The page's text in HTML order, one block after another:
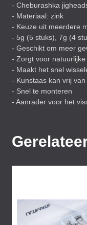
- Cheburashka
- Materiaal: zink
- Keuze uit meerdere
- 5g (5 stuks), 7g (4
- Geschikt om meer
- Zorgt voor
- Maakt het snel
- Kunstaas kan vrij
- Snel te monteren
- Aanrader voor het